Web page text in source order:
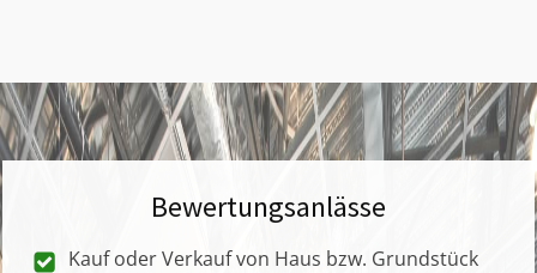
Bewertungsanlässe
Kauf oder Verkauf von Haus bzw. Grundstück